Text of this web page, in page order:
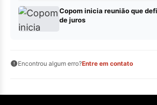
Copom inicia reunião que
de juros
Encontrou algum erro?Entre em contato